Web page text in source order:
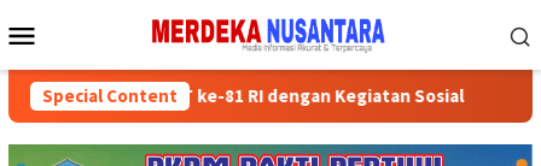
to
Menu
Special Content
HUT ke-81 RI dengan Kegiatan Sosial Partai